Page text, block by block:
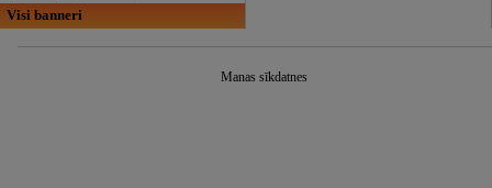
Visi banneri
Manas sīkdatnes